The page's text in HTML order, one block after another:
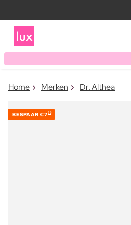
Home Merken Dr. Althea
BESPAAR €780